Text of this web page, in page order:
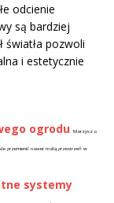
odcienie
są bardziej
światła pozwoli
i estetycznie
ogrodu
Marzysz o
przemienić nawet małą przestrzeń w
systemy